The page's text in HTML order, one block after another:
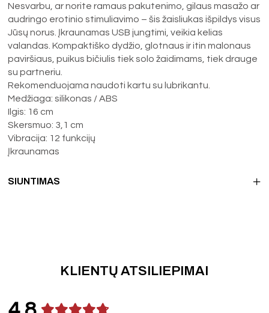
Nesvarbu, ar norite ramaus pakutenimo, gilaus masažo ar
audringo erotinio stimuliavimo – šis žaisliukas išpildys visus
Jūsų norus. Įkraunamas USB jungtimi, veikia kelias
valandas. Kompaktiško dydžio, glotnaus ir itin malonaus
paviršiaus, puikus bičiulis tiek solo žaidimams, tiek drauge
su partneriu.
Rekomenduojama naudoti kartu su lubrikantu.
Medžiaga: silikonas / ABS
Ilgis: 16 cm
Skersmuo: 3,1 cm
Vibracija: 12 funkcijų
Įkraunamas
SIUNTIMAS
KLIENTŲ ATSILIEPIMAI